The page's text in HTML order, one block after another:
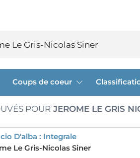
Coups de coeur
POUR JEROME LE GRIS
D'alba : Integrale
Le Gris-Nicolas Siner